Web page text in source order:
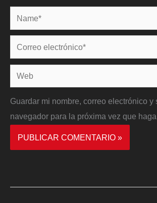
Name*
Correo
electrónico*
Web
Guardar mi nombre, correo electrónico y
navegador para la próxima vez que